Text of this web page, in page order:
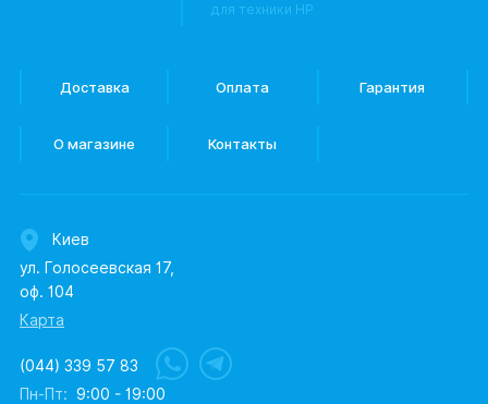
для техники HP
Доставка Оплата Гарантия
О магазине Контакты
Киев
ул. Голосеевская 17,
оф. 104
Карта
(044) 339 57 83
Пн-Пт: 9:00 - 19:00